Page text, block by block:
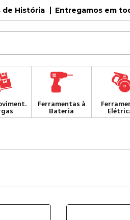
de História Entregamos em
Ferramentas à
Bateria